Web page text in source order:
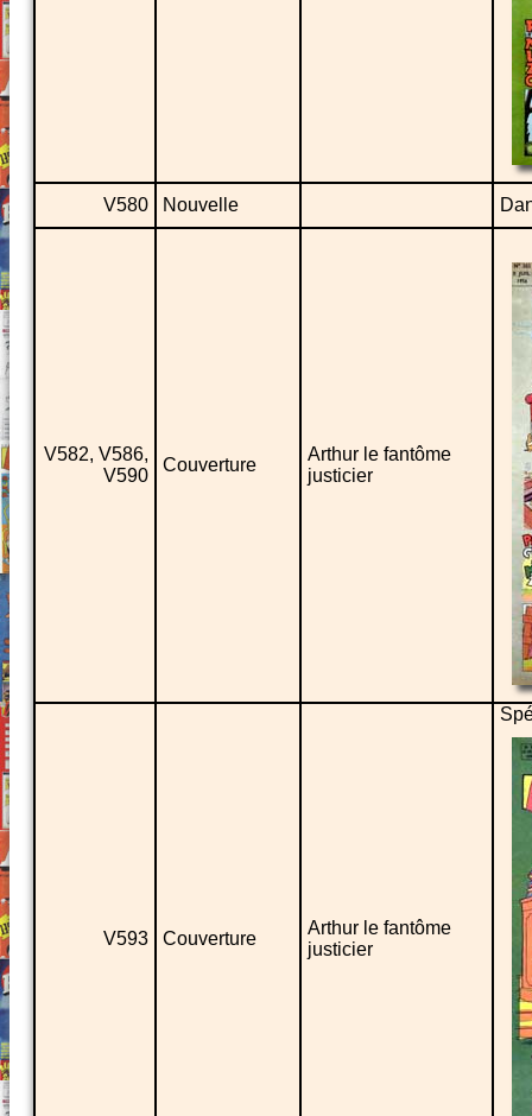
V580 Nouvelle
V582, V586,
V590
Couverture
Arthur le fantôme
justicier
V593 Couverture
Arthur le fantôme
justicier